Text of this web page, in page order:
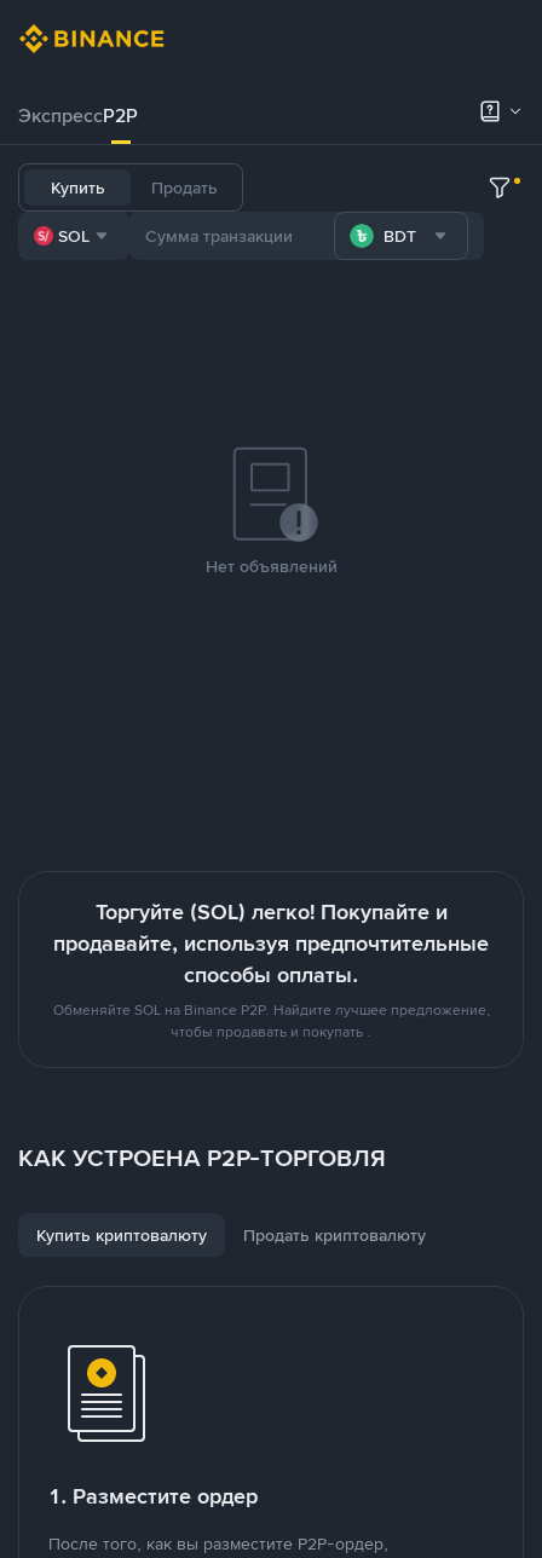
ЭкспрессP2P
Купить Продать
SOL BDT
Нет объявлений
Торгуйте (SOL) легко! Покупайте и
продавайте, используя предпочтительные
способы оплаты.
Обменяйте SOL на Binance P2P. Найдите лучшее предложение,
чтобы продавать и покупать .
КАК УСТРОЕНА P2P-ТОРГОВЛЯ
Купить криптовалюту Продать криптовалюту
1. Разместите ордер
После того, как вы разместите P2P-ордер,